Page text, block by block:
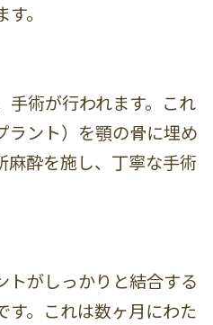
。
手術が行われます。これ
ラント）を顎の骨に埋め
麻酔を施し、丁寧な手術
トがしっかりと結合する
す。これは数ヶ月にわた